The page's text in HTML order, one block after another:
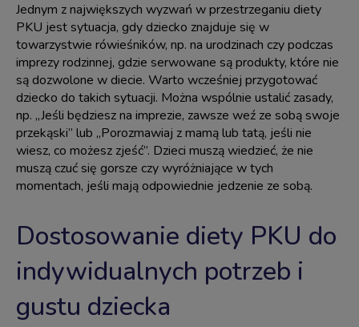
Jednym z największych wyzwań w przestrzeganiu diety
PKU jest sytuacja, gdy dziecko znajduje się w
towarzystwie rówieśników, np. na urodzinach czy podczas
imprezy rodzinnej, gdzie serwowane są produkty, które nie
są dozwolone w diecie. Warto wcześniej przygotować
dziecko do takich sytuacji. Można wspólnie ustalić zasady,
np. „Jeśli będziesz na imprezie, zawsze weź ze sobą swoje
przekąski” lub „Porozmawiaj z mamą lub tatą, jeśli nie
wiesz, co możesz zjeść”. Dzieci muszą wiedzieć, że nie
muszą czuć się gorsze czy wyróżniające w tych
momentach, jeśli mają odpowiednie jedzenie ze sobą.
Dostosowanie diety PKU do
indywidualnych potrzeb i
gustu dziecka